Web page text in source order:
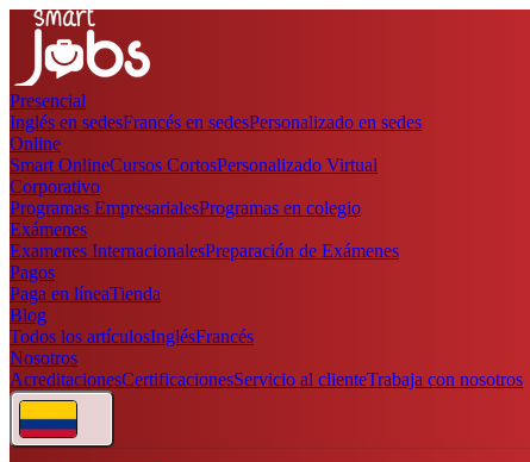
Presencial
Inglés en sedesFrancés en sedesPersonalizado en sedes
Online
Smart OnlineCursos CortosPersonalizado Virtual
Corporativo
Programas EmpresarialesProgramas en colegio
Exámenes
Examenes InternacionalesPreparación de Exámenes
Pagos
Paga en líneaTienda
Blog
Todos los artículosInglésFrancés
Nosotros
AcreditacionesCertificacionesServicio al clienteTrabaja con nosotros